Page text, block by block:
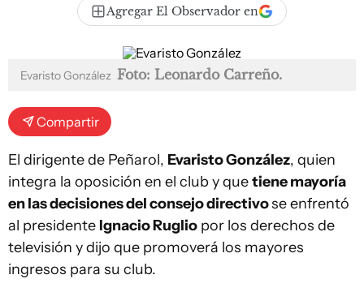
Agregar El Observador en
Evaristo González Foto: Leonardo Carreño.
Compartir
El dirigente de Peñarol, Evaristo González, quien
integra la oposición en el club y quetiene mayoría
en las decisiones del consejo directivose enfrentó
al presidente Ignacio Ruglio por los derechos de
televisión y dijo que promoverá los mayores
ingresos para su club.